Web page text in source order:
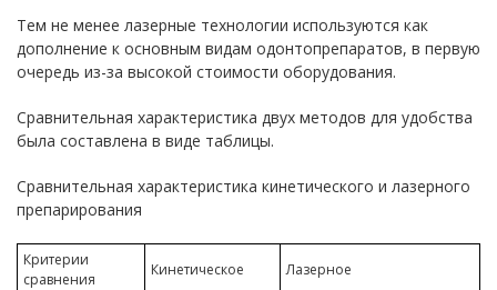
Тем не менее лазерные технологии используются как
дополнение к основным видам одонтопрепаратов, в первую
очередь из-за высокой стоимости оборудования.
Сравнительная характеристика двух методов для удобства
была составлена в виде таблицы.
Сравнительная характеристика кинетического и лазерного
препарирования
Критерии
сравнения
Кинетическое Лазерное